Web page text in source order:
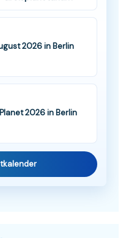
2026 in Berlin
2026 in Berlin